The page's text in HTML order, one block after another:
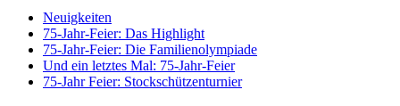
Neuigkeiten
75-Jahr-Feier: Das Highlight
75-Jahr-Feier: Die Familienolympiade
Und ein letztes Mal: 75-Jahr-Feier
75-Jahr Feier: Stockschützenturnier